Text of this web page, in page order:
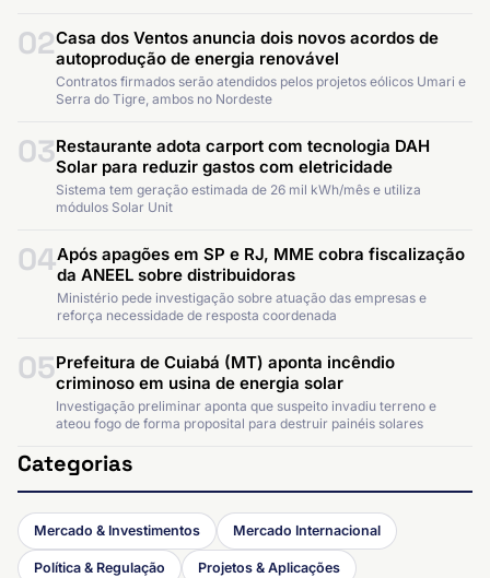
02Casa dos Ventos anuncia dois novos acordos de
autoprodução de energia renovável
Contratos firmados serão atendidos pelos projetos eólicos Umari e
Serra do Tigre, ambos no Nordeste
03Restaurante adota carport com tecnologia DAH
Solar para reduzir gastos com eletricidade
Sistema tem geração estimada de 26 mil kWh/mês e utiliza
módulos Solar Unit
04Após apagões em SP e RJ, MME cobra fiscalização
da ANEEL sobre distribuidoras
Ministério pede investigação sobre atuação das empresas e
reforça necessidade de resposta coordenada
05Prefeitura de Cuiabá (MT) aponta incêndio
criminoso em usina de energia solar
Investigação preliminar aponta que suspeito invadiu terreno e
ateou fogo de forma proposital para destruir painéis solares
Categorias
Mercado & Investimentos Mercado Internacional
Política & Regulação Projetos & Aplicações